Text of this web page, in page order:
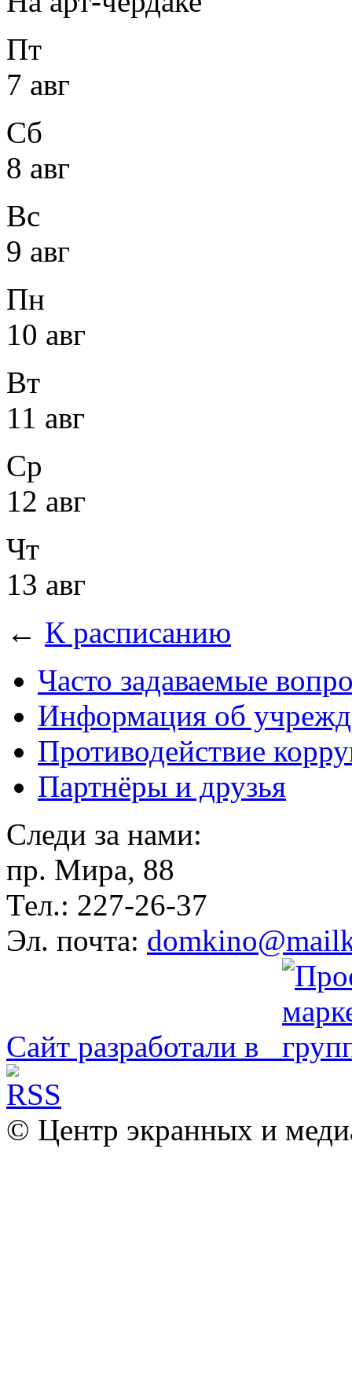
Пт
7 авг
Сб
8 авг
Вс
9 авг
Пн
10 авг
Вт
11 авг
Ср
12 авг
Чт
13 авг
← К расписанию
Часто задаваемые
Информация об
Противодействие
Партнёры и друзья
Следи за нами:
пр. Мира, 88
Тел.: 227-26-37
Эл. почта:
Сайт разработали в
© Центр экранных и